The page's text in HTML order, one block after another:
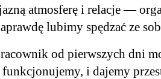
atmosferę i relacje —
lubimy spędzać ze
od pierwszych dni
i dajemy